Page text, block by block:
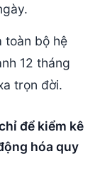
toàn bộ hệ
12 tháng
trọn đời.
để kiểm kê
hóa quy